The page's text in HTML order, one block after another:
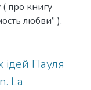
( про книгу
любви” ).
ідей Пауля
La